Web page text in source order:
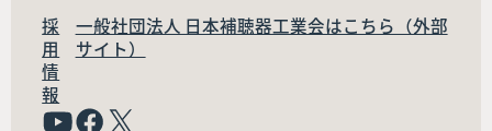
採
用
情
報
一般社団法人 日本補聴器工業会はこちら（外部
サイト）